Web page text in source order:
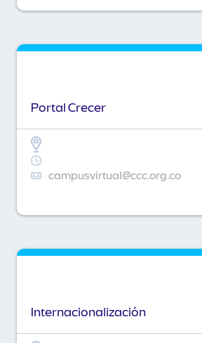
Portal Crecer
campusvirtual@ccc.org.co
Internacionalización